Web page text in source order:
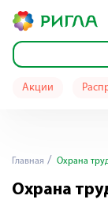
Акции
Главная Охрана
Охрана